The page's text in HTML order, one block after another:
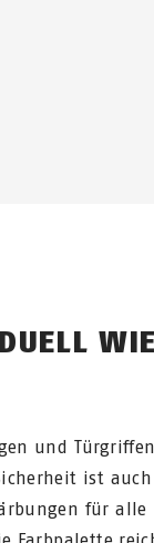
WIE
und Türgriffen
ist auch
für alle